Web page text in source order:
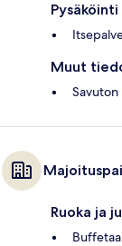
Pysäköinti
Muut
Savuton
Ruoka ja